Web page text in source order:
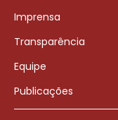
Imprensa
Transparência
Equipe
Publicações